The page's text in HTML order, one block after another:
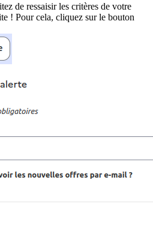
de ressaisir les critères de votre
! Pour cela, cliquez sur le bouton